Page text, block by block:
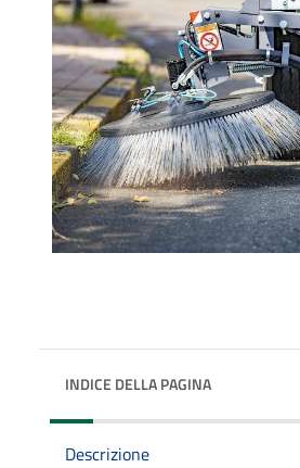
INDICE DELLA PAGINA
Descrizione